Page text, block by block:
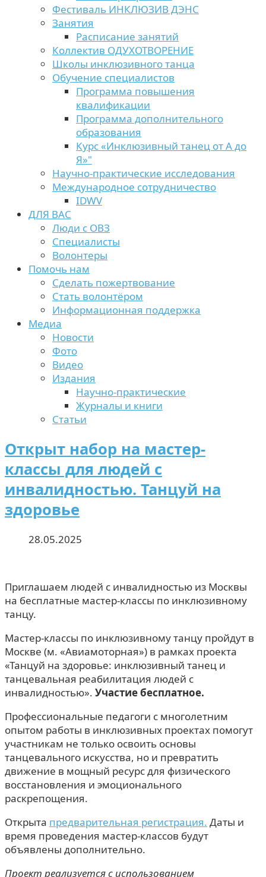
Фестиваль ИНКЛЮЗИВ ДЭНС
Занятия
Расписание занятий
Коллектив ОДУХОТВОРЕНИЕ
Школы инклюзивного танца
Обучение специалистов
Программа повышения
квалификации
Программа дополнительного
образования
Курс «Инклюзивный танец от А до
Я»"
Научно-практические исследования
Международное сотрудничество
IDWV
ДЛЯ ВАС
Люди с ОВЗ
Специалисты
Волонтеры
Помочь нам
Сделать пожертвование
Стать волонтёром
Информационная поддержка
Медиа
Новости
Фото
Видео
Издания
Научно-практические
Журналы и книги
Статьи
Открыт набор на мастер-
классы для людей с
инвалидностью. Танцуй на
здоровье
28.05.2025
Приглашаем людей с инвалидностью из Москвы
на бесплатные мастер-классы по инклюзивному
танцу.
Мастер-классы по инклюзивному танцу пройдут в
Москве (м. «Авиамоторная») в рамках проекта
«Танцуй на здоровье: инклюзивный танец и
танцевальная реабилитация людей с
инвалидностью». Участие бесплатное.
Профессиональные педагоги с многолетним
опытом работы в инклюзивных проектах помогут
участникам не только освоить основы
танцевального искусства, но и превратить
движение в мощный ресурс для физического
восстановления и эмоционального
раскрепощения.
Открыта предварительная регистрация. Даты и
время проведения мастер-классов будут
объявлены дополнительно.
Проект реализуется с использованием